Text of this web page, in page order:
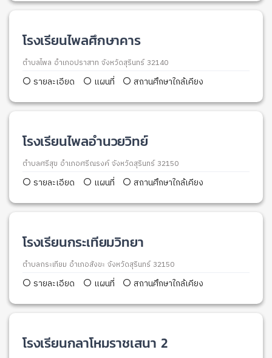
โรงเรียนไพลศึกษาคาร
ตำบลไพล อำเภอปราสาท จังหวัดสุรินทร์ 32140
รายละเอียด แผนที่ สถานศึกษาใกล้เคียง
โรงเรียนไพลอำนวยวิทย์
ตำบลศรีสุข อำเภอศรีณรงค์ จังหวัดสุรินทร์ 32150
รายละเอียด แผนที่ สถานศึกษาใกล้เคียง
โรงเรียนกระเทียมวิทยา
ตำบลกระเทียม อำเภอสังขะ จังหวัดสุรินทร์ 32150
รายละเอียด แผนที่ สถานศึกษาใกล้เคียง
โรงเรียนกลาโหมราชเสนา 2